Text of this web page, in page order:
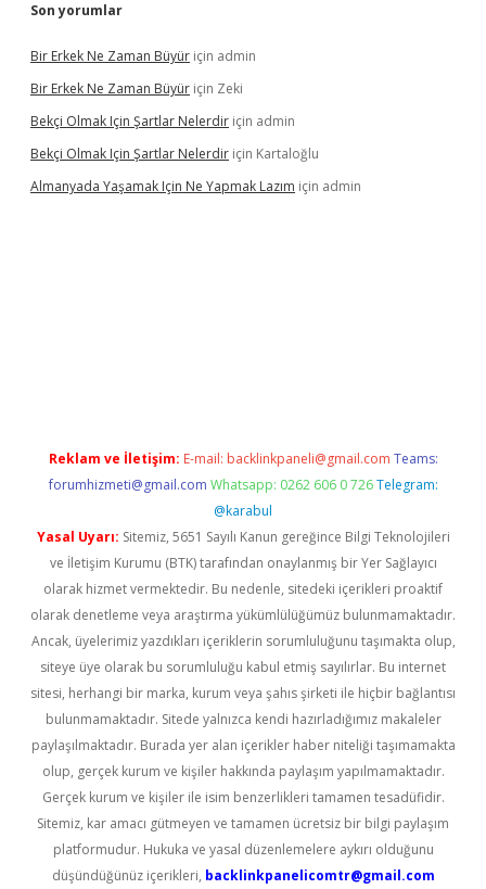
Son yorumlar
Bir Erkek Ne Zaman Büyür için admin
Bir Erkek Ne Zaman Büyür için Zeki
Bekçi Olmak Için Şartlar Nelerdir için admin
Bekçi Olmak Için Şartlar Nelerdir için Kartaloğlu
Almanyada Yaşamak Için Ne Yapmak Lazım için admin
Reklam ve İletişim: E-mail: backlinkpaneli@gmail.com Teams:
forumhizmeti@gmail.com Whatsapp: 0262 606 0 726 Telegram:
@karabul
Yasal Uyarı: Sitemiz, 5651 Sayılı Kanun gereğince Bilgi Teknolojileri
ve İletişim Kurumu (BTK) tarafından onaylanmış bir Yer Sağlayıcı
olarak hizmet vermektedir. Bu nedenle, sitedeki içerikleri proaktif
olarak denetleme veya araştırma yükümlülüğümüz bulunmamaktadır.
Ancak, üyelerimiz yazdıkları içeriklerin sorumluluğunu taşımakta olup,
siteye üye olarak bu sorumluluğu kabul etmiş sayılırlar. Bu internet
sitesi, herhangi bir marka, kurum veya şahıs şirketi ile hiçbir bağlantısı
bulunmamaktadır. Sitede yalnızca kendi hazırladığımız makaleler
paylaşılmaktadır. Burada yer alan içerikler haber niteliği taşımamakta
olup, gerçek kurum ve kişiler hakkında paylaşım yapılmamaktadır.
Gerçek kurum ve kişiler ile isim benzerlikleri tamamen tesadüfidir.
Sitemiz, kar amacı gütmeyen ve tamamen ücretsiz bir bilgi paylaşım
platformudur. Hukuka ve yasal düzenlemelere aykırı olduğunu
düşündüğünüz içerikleri, backlinkpanelicomtr@gmail.com